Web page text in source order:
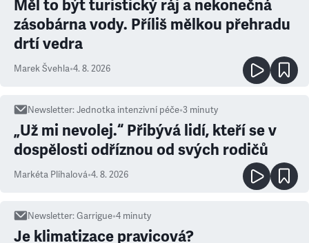
Měl to být turistický ráj a nekonečná
zásobárna vody. Příliš mělkou přehradu
drtí vedra
Marek Švehla•4. 8. 2026
Newsletter:Jednotka intenzivní péče•3 minuty
„Už mi nevolej.“ Přibývá lidí, kteří se v
dospělosti odříznou od svých rodičů
Markéta Plíhalová•4. 8. 2026
Newsletter:Garrigue•4 minuty
Je klimatizace pravicová?